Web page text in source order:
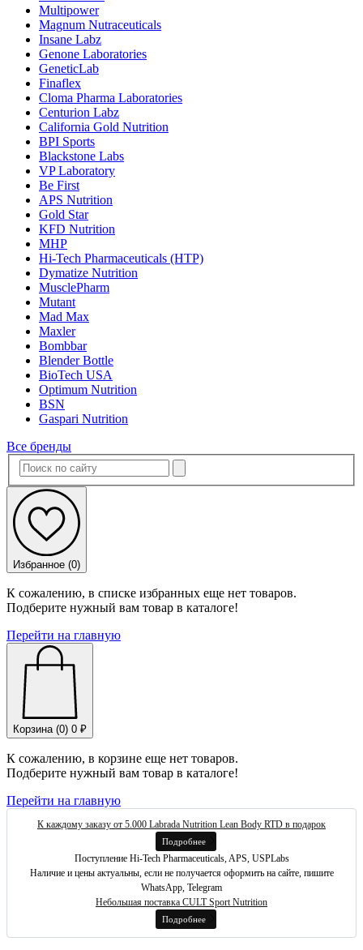
Multipower
Magnum Nutraceuticals
Insane Labz
Genone Laboratories
GeneticLab
Finaflex
Cloma Pharma Laboratories
Centurion Labz
California Gold Nutrition
BPI Sports
Blackstone Labs
VP Laboratory
Be First
APS Nutrition
Gold Star
KFD Nutrition
MHP
Hi-Tech Pharmaceuticals (HTP)
Dymatize Nutrition
MusclePharm
Mutant
Mad Max
Maxler
Bombbar
Blender Bottle
BioTech USA
Optimum Nutrition
BSN
Gaspari Nutrition
Все бренды
Избранное (0)
К сожалению, в списке избранных еще нет товаров.
Подберите нужный вам товар в каталоге!
Перейти на главную
Корзина (0) 0 ₽
К сожалению, в корзине еще нет товаров.
Подберите нужный вам товар в каталоге!
Перейти на главную
К каждому заказу от 5.000 Labrada Nutrition Lean Body RTD в подарок
Подробнее
Поступление Hi-Tech Pharmaceuticals, APS, USPLabs
Наличие и цены актуальны, если не получается оформить на сайте, пишите
WhatsApp, Telegram
Небольшая поставка CULT Sport Nutrition
Подробнее